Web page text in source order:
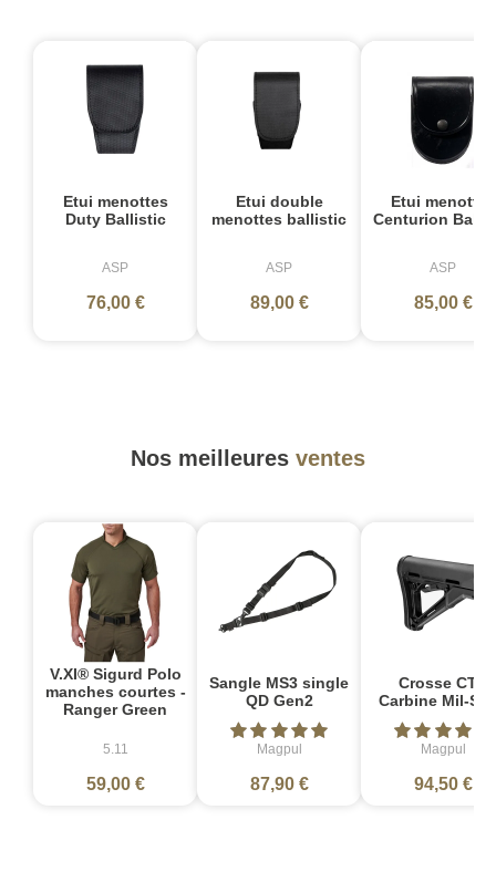
Etui menottes
Duty Ballistic
ASP
76,00 €
Etui double
menottes ballistic
ASP
89,00 €
Etui menottes
Centurion
ASP
85,00 €
Nos meilleures ventes
V.XI® Sigurd Polo
manches courtes -
Ranger Green
5.11
59,00 €
Sangle MS3 single
QD Gen2
Magpul
87,90 €
Crosse CTR
Carbine Mil-
Magpul
94,50 €